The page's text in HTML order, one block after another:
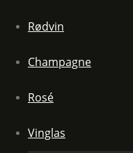
Rødvin
Champagne
Rosé
Vinglas